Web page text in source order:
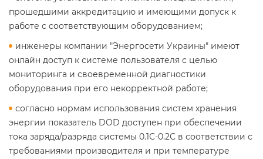
прошедшими аккредитацию и имеющими допуск к
работе с соответствующим оборудованием;
инженеры компании "Энергосети Украины" имеют
онлайн доступ к системе пользователя с целью
мониторинга и своевременной диагностики
оборудования при его некорректной работе;
согласно нормам использования систем хранения
энергии показатель DOD доступен при обеспечении
тока заряда/разряда системы 0.1С-0.2С в соответствии с
требованиями производителя и при температуре